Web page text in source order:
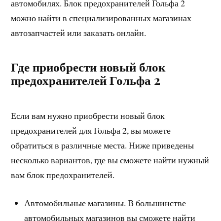
автомобилях. Блок предохранителей Гольфа 2
можно найти в специализированных магазинах
автозапчастей или заказать онлайн.
Где приобрести новый блок
предохранителей Гольфа 2
Если вам нужно приобрести новый блок
предохранителей для Гольфа 2, вы можете
обратиться в различные места. Ниже приведены
несколько вариантов, где вы сможете найти нужный
вам блок предохранителей.
Автомобильные магазины. В большинстве
автомобильных магазинов вы сможете найти